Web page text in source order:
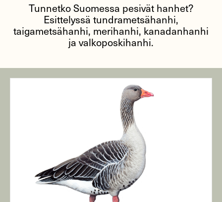
Tunnetko Suomessa pesivät hanhet?
Esittelyssä tundrametsähanhi,
taigametsähanhi, merihanhi, kanadanhanhi
ja valkoposkihanhi.